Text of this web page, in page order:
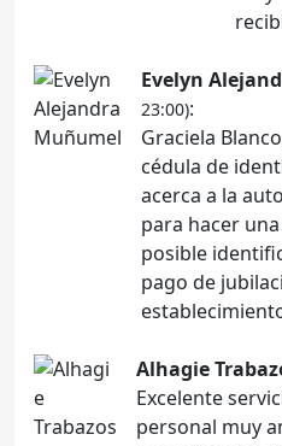
Evelyn
23:00):
Graciela
cédula de
acerca a la
para hacer
posible
pago de
Alhagie
Excelente
personal muy